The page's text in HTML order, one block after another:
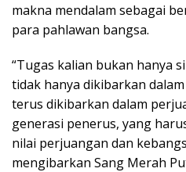
makna mendalam sebagai
para pahlawan bangsa.
“Tugas kalian bukan hanya
tidak hanya dikibarkan
terus dikibarkan dalam
generasi penerus, yang
nilai perjuangan dan
mengibarkan Sang Merah